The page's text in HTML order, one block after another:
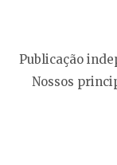
Publicação
Nossos